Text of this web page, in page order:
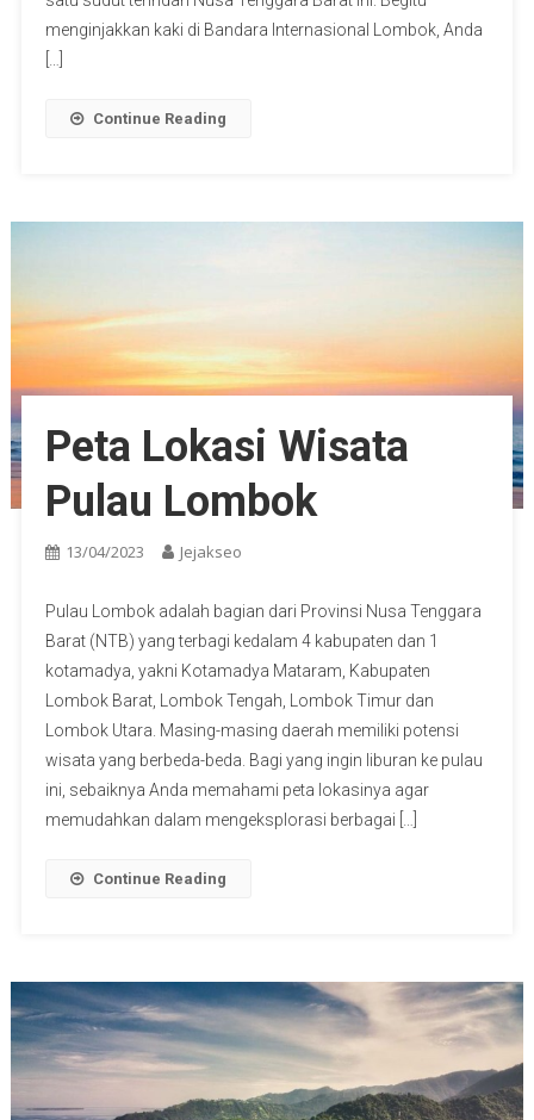
menginjakkan kaki di Bandara Internasional Lombok, Anda
Continue Reading
Peta Lokasi Wisata
Pulau Lombok
13/04/2023 Jejakseo
Pulau Lombok adalah bagian dari Provinsi Nusa Tenggara
Barat (NTB) yang terbagi kedalam 4 kabupaten dan 1
kotamadya, yakni Kotamadya Mataram, Kabupaten
Lombok Barat, Lombok Tengah, Lombok Timur dan
Lombok Utara. Masing-masing daerah memiliki potensi
wisata yang berbeda-beda. Bagi yang ingin liburan ke pulau
ini, sebaiknya Anda memahami peta lokasinya agar
memudahkan dalam mengeksplorasi berbagai […]
Continue Reading